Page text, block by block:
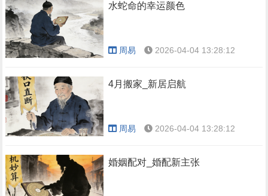
水蛇命的幸运颜色
周易 2026-04-04 13:28:12
4月搬家_新居启航
周易 2026-04-04 13:28:12
婚姻配对_婚配新主张